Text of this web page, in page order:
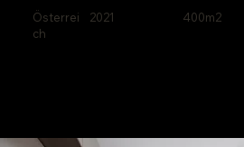
400m2
2021
Österrei
ch